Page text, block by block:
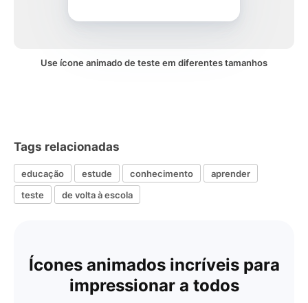
Use ícone animado de teste em diferentes tamanhos
Tags relacionadas
educação estude conhecimento
aprender
teste
de volta à escola
Ícones animados incríveis para
impressionar a todos